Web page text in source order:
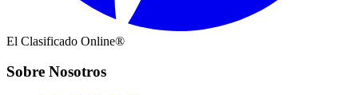
El Clasificado Online®
Sobre Nosotros